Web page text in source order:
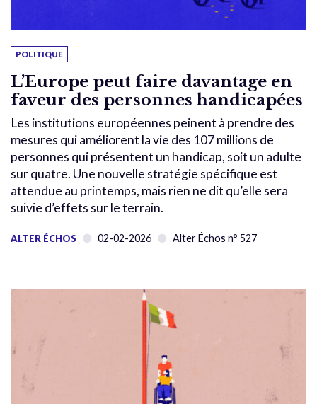
POLITIQUE
L’Europe peut faire davantage en
faveur des personnes handicapées
Les institutions européennes peinent à prendre des
mesures qui améliorent la vie des 107 millions de
personnes qui présentent un handicap, soit un adulte
sur quatre. Une nouvelle stratégie spécifique est
attendue au printemps, mais rien ne dit qu’elle sera
suivie d’effets sur le terrain.
ALTER ÉCHOS 02-02-2026 Alter Échos n° 527